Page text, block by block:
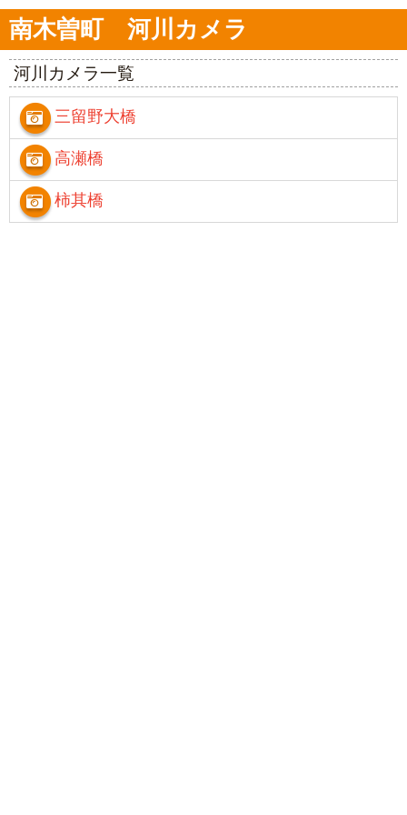
南木曽町 河川カメラ
河川カメラ一覧
三留野大橋
高瀬橋
柿其橋